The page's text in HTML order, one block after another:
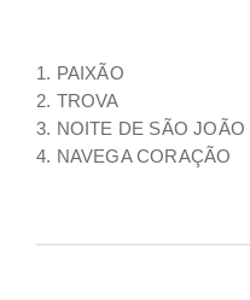
1. PAIXÃO
2. TROVA
3. NOITE DE SÃO JOÃO
4. NAVEGA CORAÇÃO